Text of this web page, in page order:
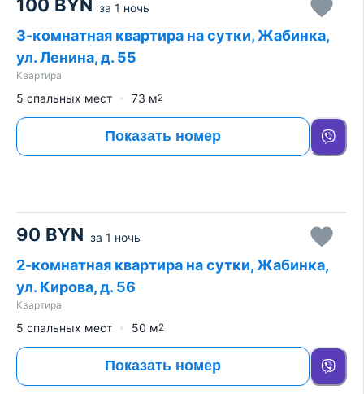
100 BYN за 1 ночь
3-комнатная квартира на сутки, Жабинка,
ул. Ленина, д. 55
Квартира
5 спальных мест 73 м2
Показать номер
90 BYN за 1 ночь
2-комнатная квартира на сутки, Жабинка,
ул. Кирова, д. 56
Квартира
5 спальных мест 50 м2
Показать номер